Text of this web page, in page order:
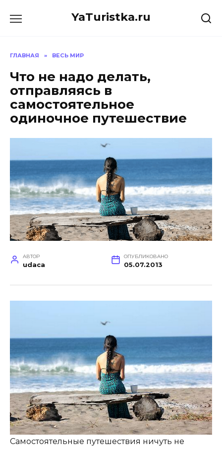
YaTuristka.ru
ГЛАВНАЯ » ВЕСЬ МИР
Что не надо делать,
отправляясь в
самостоятельное
одиночное путешествие
АВТОР
udaca
ОПУБЛИКОВАНО
05.07.2013
Самостоятельные путешествия ничуть не